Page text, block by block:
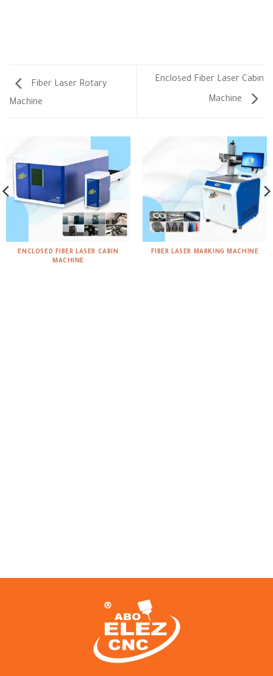
Fiber Laser Rotary
Machine
Enclosed Fiber Laser Cabin
Machine
ENCLOSED FIBER LASER CABIN
MACHINE
FIBER LASER MARKING MACHINE